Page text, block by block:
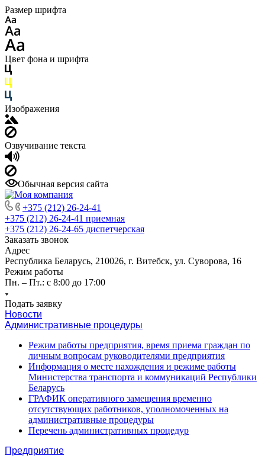
Размер шрифта
Цвет фона и шрифта
Изображения
Озвучивание текста
Обычная версия сайта
+375 (212) 26-24-41
+375 (212) 26-24-41 приемная
+375 (212) 26-24-65 диспетчерская
Заказать звонок
Адрес
Республика Беларусь, 210026, г. Витебск, ул. Суворова, 16
Режим работы
Пн. – Пт.: с 8:00 до 17:00
Подать заявку
Новости
Административные процедуры
Режим работы предприятия, время приема граждан по
личным вопросам руководителями предприятия
Информация о месте нахождения и режиме работы
Министерства транспорта и коммуникаций Республики
Беларусь
ГРАФИК оперативного замещения временно
отсутствующих работников, уполномоченных на
административные процедуры
Перечень административных процедур
Предприятие